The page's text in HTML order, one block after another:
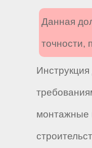
Данная
точности,
монтажные